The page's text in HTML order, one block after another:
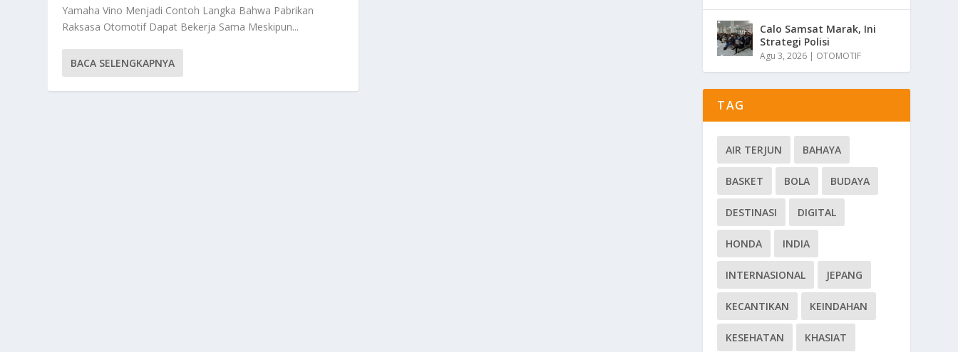
Yamaha Vino Menjadi Contoh Langka Bahwa Pabrikan
Raksasa Otomotif Dapat Bekerja Sama Meskipun...
BACA SELENGKAPNYA
Calo Samsat Marak, Ini
Strategi Polisi
Agu 3, 2026 | OTOMOTIF
TAG
AIR TERJUN BAHAYA
BASKET BOLA BUDAYA
DESTINASI DIGITAL
HONDA INDIA
INTERNASIONAL JEPANG
KECANTIKAN KEINDAHAN
KESEHATAN KHASIAT